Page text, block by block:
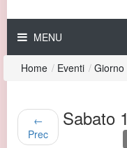
MENU
Home / Eventi / Giorno
←
Prec
Sabato